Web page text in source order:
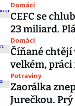
Domácí
CEFC se
23 miliard.
Domácí
Číňané chtějí
velkém,
Potraviny
Zaorálka
Jurečkou.